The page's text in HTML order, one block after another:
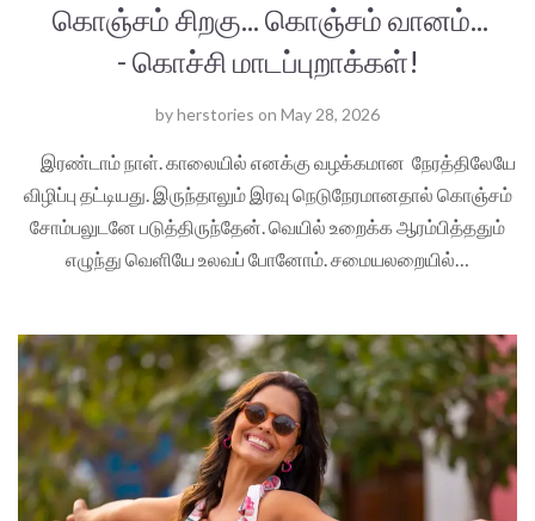
கொஞ்சம் சிறகு... கொஞ்சம் வானம்...
- கொச்சி மாடப்புறாக்கள்!
byherstories on May 28, 2026
இரண்டாம் நாள். காலையில் எனக்கு வழக்கமான நேரத்திலேயே
விழிப்பு தட்டியது. இருந்தாலும் இரவு நெடுநேரமானதால் கொஞ்சம்
சோம்பலுடனே படுத்திருந்தேன். வெயில் உறைக்க ஆரம்பித்ததும்
எழுந்து வெளியே உலவப் போனோம். சமையலறையில்…